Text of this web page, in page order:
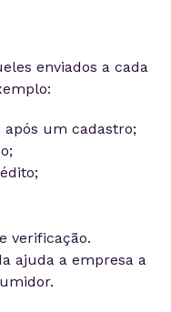
enviados a cada
após um cadastro;
verificação.
ajuda a empresa a